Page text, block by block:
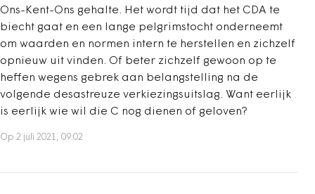
Ons-Kent-Ons gehalte. Het wordt tijd dat het CDA te
biecht gaat en een lange pelgrimstocht onderneemt
om waarden en normen intern te herstellen en zichzelf
opnieuw uit vinden. Of beter zichzelf gewoon op te
heffen wegens gebrek aan belangstelling na de
volgende desastreuze verkiezingsuitslag. Want eerlijk
is eerlijk wie wil die C nog dienen of geloven?
Op 2 juli 2021, 09:02